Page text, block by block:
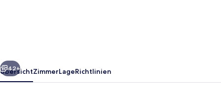
Weiter
42+
ÜbersichtZimmerLageRichtlinien